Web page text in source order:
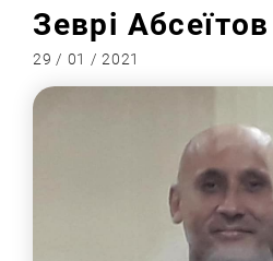
Зеврі Абсеїтов
29 / 01 / 2021